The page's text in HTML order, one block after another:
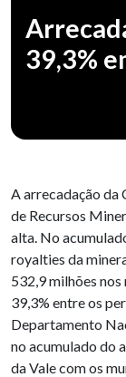
39,3%
A arrecadação da
de Recursos
alta. No
royalties da
532,9 milhões nos
39,3% entre os
Departamento
no acumulado do
da Vale com os